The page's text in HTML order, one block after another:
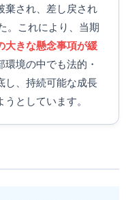
棄され、差し戻され
。これにより、当期
大きな懸念事項が緩
境の中でも法的・
し、持続可能な成長
としています。